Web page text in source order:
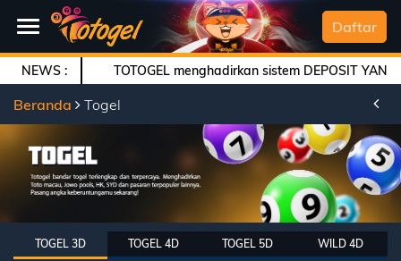
SELAMAT DATANG
Beranda
Togel
Live
Slot
Daftar
NEWS : TOTOGEL menghadirkan sistem DEPOSIT
Beranda Togel
TOGEL 3D TOGEL 4D TOGEL 5D WILD 4D